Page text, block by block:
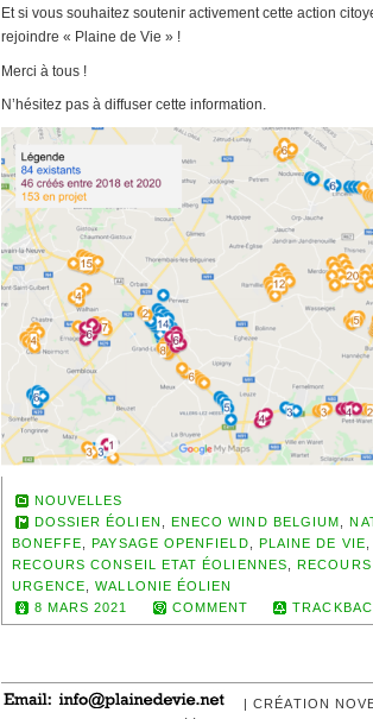
Et si vous souhaitez soutenir activement cette action
rejoindre « Plaine de Vie » !
Merci à tous !
N’hésitez pas à diffuser cette information.
NOUVELLES
DOSSIER ÉOLIEN
ENECO WIND BELGIUM ,
BONEFFE ,PAYSAGE OPENFIELD PLAINE DE VIE
RECOURS CONSEIL ETAT ÉOLIENNES ,
URGENCE ,WALLONIE ÉOLIEN
8 MARS 2021
COMMENT
| CRÉATION